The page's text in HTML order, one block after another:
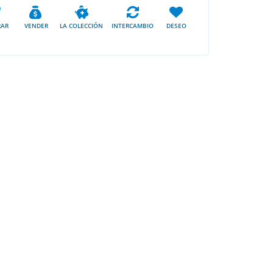
VENDER LA COLECCIÓN INTERCAMBIO DESEO